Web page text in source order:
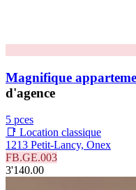
Magnifique
d'agence
5 pces
📑 Location classique
1213 Petit-Lancy, Onex
FB.GE.003
3'140.00